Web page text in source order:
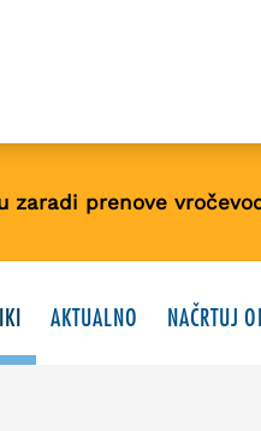
zaradi prenove
AKTUALNO NAČRTUJ